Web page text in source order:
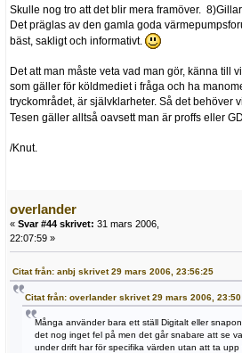
Skulle nog tro att det blir mera framöver.
Det präglas av den gamla goda
bäst, sakligt och informativt.
Det att man måste veta vad man gör, känna till
som gäller för köldmediet i fråga och ha
tryckområdet, är självklarheter. Så det behöver
Tesen gäller alltså oavsett man är proffs eller
/Knut.
overlander
« Svar #44 skrivet: 31 mars 2006,
22:07:59 »
Citat från: anbj skrivet 29 mars 2006, 23:56:25
Citat från: overlander skrivet 29 mars 2006,
Många använder bara ett ställ Digitalt eller
det nog inget fel på men det går snabare att se
under drift har för specifika värden utan att ta upp